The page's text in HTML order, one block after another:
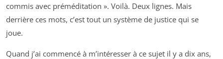
commis avec préméditation ». Voilà. Deux lignes. Mais
derrière ces mots, c’est tout un système de justice qui se
joue.
Quand j’ai commencé à m’intéresser à ce sujet il y a dix ans,